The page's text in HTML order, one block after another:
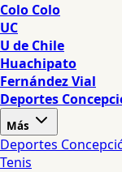
Colo Colo
UC
U de Chile
Huachipato
Fernández Vial
Deportes
Más
Deportes
Tenis